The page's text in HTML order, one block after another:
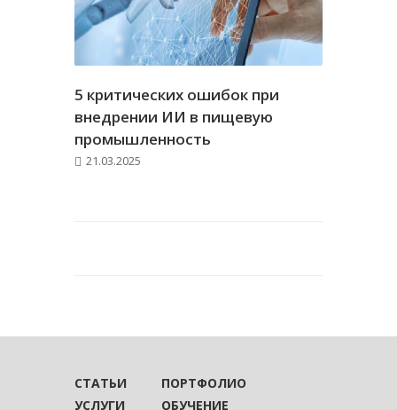
5 критических ошибок при
внедрении ИИ в пищевую
промышленность
21.03.2025
СТАТЬИ
ПОРТФОЛИО
УСЛУГИ
ОБУЧЕНИЕ